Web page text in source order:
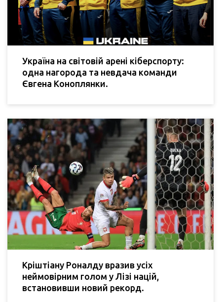
Україна на світовій арені кіберспорту:
одна нагорода та невдача команди
Євгена Коноплянки.
Кріштіану Роналду вразив усіх
неймовірним голом у Лізі націй,
встановивши новий рекорд.